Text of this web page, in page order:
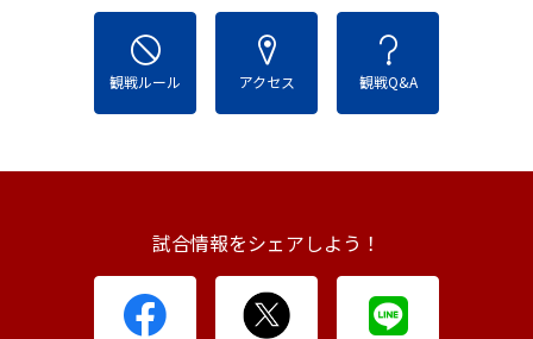
観戦ルール アクセス 観戦Q&A
試合情報をシェアしよう！